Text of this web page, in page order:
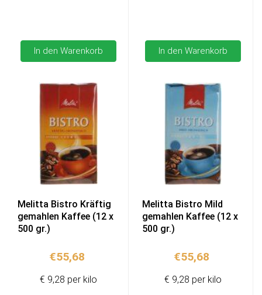
In den Warenkorb In den Warenkorb
Melitta Bistro Kräftig
gemahlen Kaffee (12 x
500 gr.)
€55,68
€ 9,28 per kilo
Melitta Bistro Mild
gemahlen Kaffee (12 x
500 gr.)
€55,68
€ 9,28 per kilo